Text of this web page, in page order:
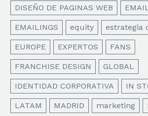
DISEÑO DE PAGINAS WEB
EMAILINGS equity estrategia
EUROPE EXPERTOS FANS
FRANCHISE DESIGN GLOBAL
IDENTIDAD CORPORATIVA IN
LATAM MADRID marketing